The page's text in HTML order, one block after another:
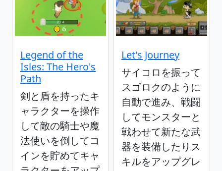
Legend of the
Isles: The Hero's
Path
剣と盾を持ったキ
ャラクターを操作
して敵の騎士や魔
法使いを倒してコ
インを貯めてキャ
Let's Journey
サイコロを振って
スゴロクのように
自動で進み、戦闘
してモンスターと
戦わせて新たな武
器を装備したりス
キルをアップグレ